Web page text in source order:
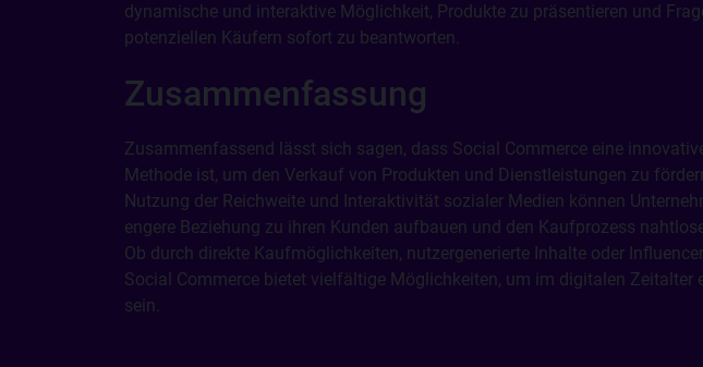
dynamische und interaktive Möglichkeit, Produkte zu präsentieren und
potenziellen Käufern sofort zu beantworten.
Zusammenfassung
Zusammenfassend lässt sich sagen, dass Social Commerce eine
Methode ist, um den Verkauf von Produkten und Dienstleistungen zu
Nutzung der Reichweite und Interaktivität sozialer Medien können
engere Beziehung zu ihren Kunden aufbauen und den Kaufprozess
Ob durch direkte Kaufmöglichkeiten, nutzergenerierte Inhalte oder
Social Commerce bietet vielfältige Möglichkeiten, um im digitalen Zeitalter
sein.